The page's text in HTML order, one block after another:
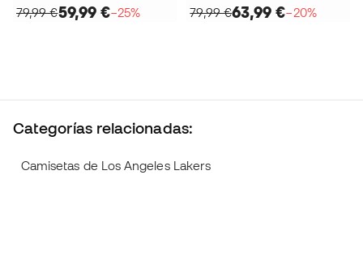
79,99 €59,99 €−25%
79,99 €63,99 €−20%
Categorías relacionadas:
Camisetas de Los Angeles Lakers